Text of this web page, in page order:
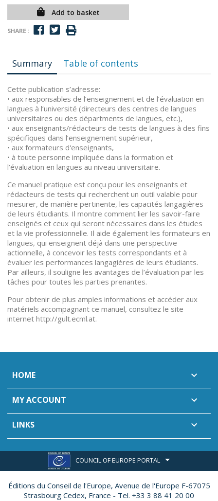
Add to basket
SHARE :
Summary Table of contents
Cette publication s’adresse:
• aux responsables de l’enseignement et de l’évaluation en
langues à l’université (directeurs des centres de langues
universitaires ou des départments de langues, etc.),
• aux enseignants/rédacteurs de tests de langues à des fins
spécifiques dans l’enseignement supérieur,
• aux formateurs d'enseignants,
• à toute personne impliquée dans la formation et
l’évaluation en langues au niveau universitaire.
Ce manuel pratique est conçu pour les enseignants et
rédacteurs de tests qui recherchent un outil valable pour
mesurer, de manière pertinente, les capacités langagières
de leurs étudiants. Il montre comment lier les savoir-faire
enseignés et ceux qui seront nécessaires dans les études
et la vie professionnelle. Il aide également les formateurs en
langues, qui enseignent déjà dans une perspective
actionnelle, à concevoir les tests correspondants et à
évaluer les performances langagières de leurs étudiants.
Par ailleurs, il souligne les avantages de l’évaluation par les
tâches pour toutes les parties prenantes.
Pour obtenir de plus amples informations et accéder aux
matériels accompagnant ce manuel, consultez le site
internet http://gult.ecml.at.
HOME 
MY ACCOUNT 
LINKS 
COUNCIL OF EUROPE PORTAL
Éditions du Conseil de l'Europe, Avenue de l'Europe F-67075
Strasbourg Cedex, France - Tel. +33 3 88 41 20 00